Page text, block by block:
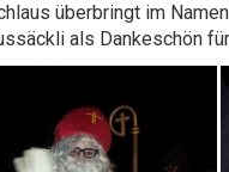
überbringt im
als Dankeschön